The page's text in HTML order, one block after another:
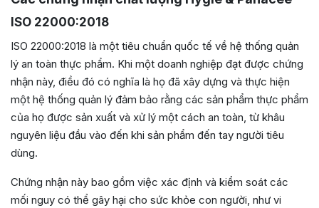
ISO 22000:2018
ISO 22000:2018 là một tiêu chuẩn quốc tế về hệ thống quản
lý an toàn thực phẩm. Khi một doanh nghiệp đạt được chứng
nhận này, điều đó có nghĩa là họ đã xây dựng và thực hiện
một hệ thống quản lý đảm bảo rằng các sản phẩm thực phẩm
của họ được sản xuất và xử lý một cách an toàn, từ khâu
nguyên liệu đầu vào đến khi sản phẩm đến tay người tiêu
dùng.
Chứng nhận này bao gồm việc xác định và kiểm soát các
mối nguy có thể gây hại cho sức khỏe con người, như vi